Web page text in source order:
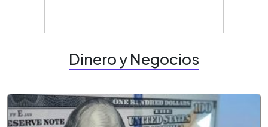
Dinero y Negocios